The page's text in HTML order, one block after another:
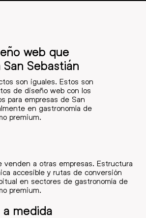
web que
Sebastián
son iguales. Estos son
de diseño web con los
para empresas de San
en gastronomía de
premium.
venden a otras empresas. Estructura
accesible y rutas de conversión
en sectores de gastronomía de
premium.
a medida